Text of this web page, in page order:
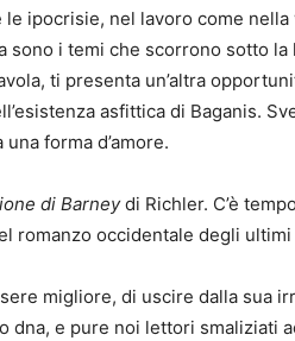
ipocrisie, nel lavoro come
i temi che scorrono sotto
ti presenta un’altra
asfittica di Baganis.
forma d’amore.
di Barneydi Richler. C’è
occidentale degli
migliore, di uscire dalla sua
e pure noi lettori smaliziati